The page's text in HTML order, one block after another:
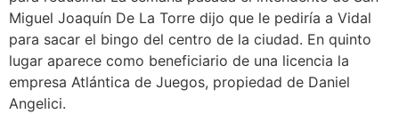
Miguel Joaquín De La Torre dijo que le pediría a Vidal
para sacar el bingo del centro de la ciudad. En quinto
lugar aparece como beneficiario de una licencia la
empresa Atlántica de Juegos, propiedad de Daniel
Angelici.